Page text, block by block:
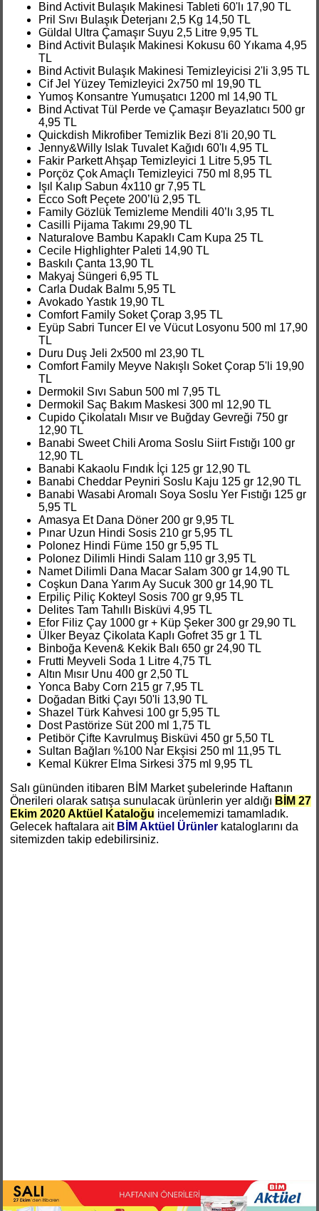
Bind Activit Bulaşık Makinesi Tableti 60'lı 17,90 TL
Pril Sıvı Bulaşık Deterjanı 2,5 Kg 14,50 TL
Güldal Ultra Çamaşır Suyu 2,5 Litre 9,95 TL
Bind Activit Bulaşık Makinesi Kokusu 60 Yıkama 4,95
TL
Bind Activit Bulaşık Makinesi Temizleyicisi 2'li 3,95 TL
Cif Jel Yüzey Temizleyici 2x750 ml 19,90 TL
Yumoş Konsantre Yumuşatıcı 1200 ml 14,90 TL
Bind Activat Tül Perde ve Çamaşır Beyazlatıcı 500 gr
4,95 TL
Quickdish Mikrofiber Temizlik Bezi 8'li 20,90 TL
Jenny&Willy Islak Tuvalet Kağıdı 60'lı 4,95 TL
Fakir Parkett Ahşap Temizleyici 1 Litre 5,95 TL
Porçöz Çok Amaçlı Temizleyici 750 ml 8,95 TL
Işıl Kalıp Sabun 4x110 gr 7,95 TL
Ecco Soft Peçete 200’lü 2,95 TL
Family Gözlük Temizleme Mendili 40’lı 3,95 TL
Casilli Pijama Takımı 29,90 TL
Naturalove Bambu Kapaklı Cam Kupa 25 TL
Cecile Highlighter Paleti 14,90 TL
Baskılı Çanta 13,90 TL
Makyaj Süngeri 6,95 TL
Carla Dudak Balmı 5,95 TL
Avokado Yastık 19,90 TL
Comfort Family Soket Çorap 3,95 TL
Eyüp Sabri Tuncer El ve Vücut Losyonu 500 ml 17,90
TL
Duru Duş Jeli 2x500 ml 23,90 TL
Comfort Family Meyve Nakışlı Soket Çorap 5'li 19,90
TL
Dermokil Sıvı Sabun 500 ml 7,95 TL
Dermokil Saç Bakım Maskesi 300 ml 12,90 TL
Cupido Çikolatalı Mısır ve Buğday Gevreği 750 gr
12,90 TL
Banabi Sweet Chili Aroma Soslu Siirt Fıstığı 100 gr
12,90 TL
Banabi Kakaolu Fındık İçi 125 gr 12,90 TL
Banabi Cheddar Peyniri Soslu Kaju 125 gr 12,90 TL
Banabi Wasabi Aromalı Soya Soslu Yer Fıstığı 125 gr
5,95 TL
Amasya Et Dana Döner 200 gr 9,95 TL
Pınar Uzun Hindi Sosis 210 gr 5,95 TL
Polonez Hindi Füme 150 gr 5,95 TL
Polonez Dilimli Hindi Salam 110 gr 3,95 TL
Namet Dilimli Dana Macar Salam 300 gr 14,90 TL
Coşkun Dana Yarım Ay Sucuk 300 gr 14,90 TL
Erpiliç Piliç Kokteyl Sosis 700 gr 9,95 TL
Delites Tam Tahıllı Bisküvi 4,95 TL
Efor Filiz Çay 1000 gr + Küp Şeker 300 gr 29,90 TL
Ülker Beyaz Çikolata Kaplı Gofret 35 gr 1 TL
Binboğa Keven& Kekik Balı 650 gr 24,90 TL
Frutti Meyveli Soda 1 Litre 4,75 TL
Altın Mısır Unu 400 gr 2,50 TL
Yonca Baby Corn 215 gr 7,95 TL
Doğadan Bitki Çayı 50'li 13,90 TL
Shazel Türk Kahvesi 100 gr 5,95 TL
Dost Pastörize Süt 200 ml 1,75 TL
Petibör Çifte Kavrulmuş Bisküvi 450 gr 5,50 TL
Sultan Bağları %100 Nar Ekşisi 250 ml 11,95 TL
Kemal Kükrer Elma Sirkesi 375 ml 9,95 TL
Salı gününden itibaren BİM Market şubelerinde Haftanın
Önerileri olarak satışa sunulacak ürünlerin yer aldığı BİM 27
Ekim 2020 Aktüel Kataloğu incelememizi tamamladık.
Gelecek haftalara ait BİM Aktüel Ürünler kataloglarını da
sitemizden takip edebilirsiniz.